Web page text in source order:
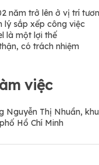
năm trở lên ở vị trí
lý sắp xếp công việc
là một lợi thế
có trách nhiệm
việc
Nguyễn Thị Nhuần,
Hồ Chí Minh